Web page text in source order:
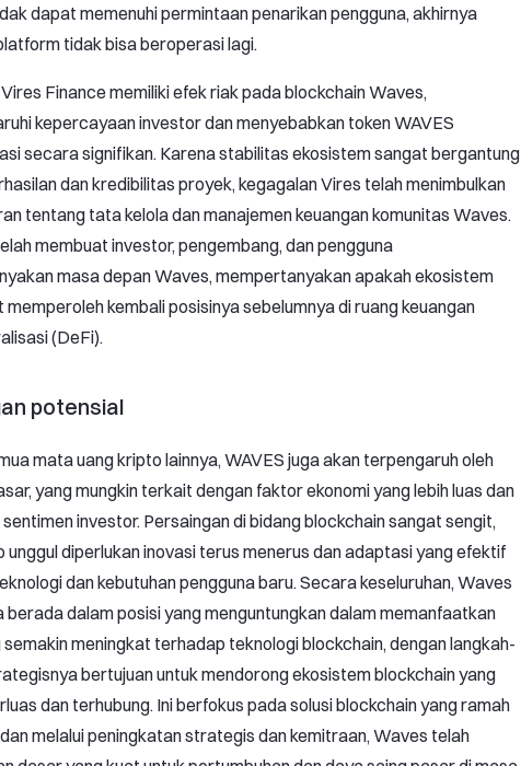
dapat memenuhi permintaan penarikan pengguna, akhirnya
tidak bisa beroperasi lagi.
Finance memiliki efek riak pada blockchain Waves,
kepercayaan investor dan menyebabkan token WAVES
secara signifikan. Karena stabilitas ekosistem sangat bergantung
dan kredibilitas proyek, kegagalan Vires telah menimbulkan
tentang tata kelola dan manajemen keuangan komunitas Waves.
membuat investor, pengembang, dan pengguna
masa depan Waves, mempertanyakan apakah ekosistem
memperoleh kembali posisinya sebelumnya di ruang keuangan
(DeFi).
potensial
mata uang kripto lainnya, WAVES juga akan terpengaruh oleh
yang mungkin terkait dengan faktor ekonomi yang lebih luas dan
investor. Persaingan di bidang blockchain sangat sengit,
unggul diperlukan inovasi terus menerus dan adaptasi yang efektif
dan kebutuhan pengguna baru. Secara keseluruhan, Waves
berada dalam posisi yang menguntungkan dalam memanfaatkan
meningkat terhadap teknologi blockchain, dengan langkah-
bertujuan untuk mendorong ekosistem blockchain yang
dan terhubung. Ini berfokus pada solusi blockchain yang ramah
melalui peningkatan strategis dan kemitraan, Waves telah